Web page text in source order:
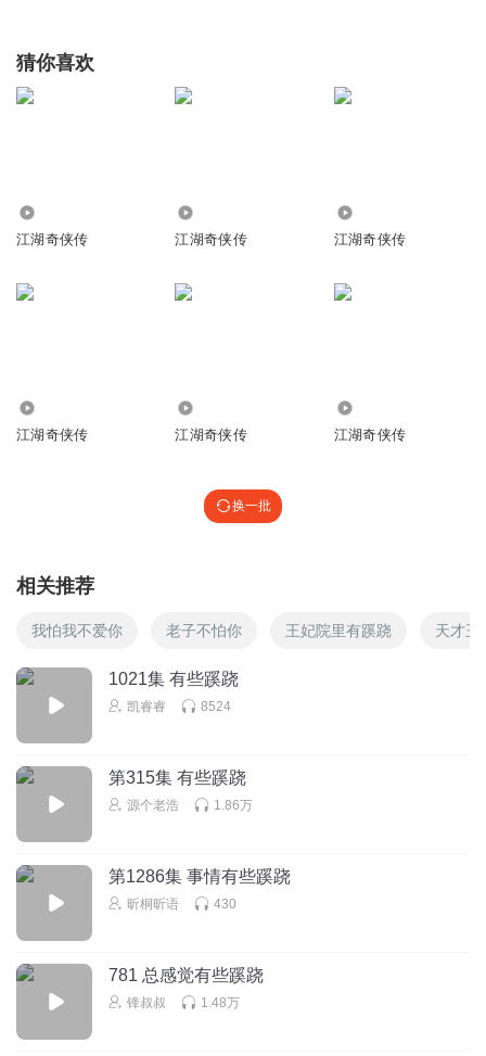
猜你喜欢
江湖奇侠传 江湖奇侠传 江湖奇侠传
江湖奇侠传 江湖奇侠传 江湖奇侠传
换一批
相关推荐
我怕我不爱你 老子不怕你 王妃院里有蹊跷 天才王
1021集 有些蹊跷
凯睿睿 8524
第315集 有些蹊跷
源个老浩 1.86万
第1286集 事情有些蹊跷
昕桐昕语 430
781 总感觉有些蹊跷
锋叔叔 1.48万